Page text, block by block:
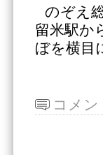
のぞえ
留米駅か
ぼを横目
コメン